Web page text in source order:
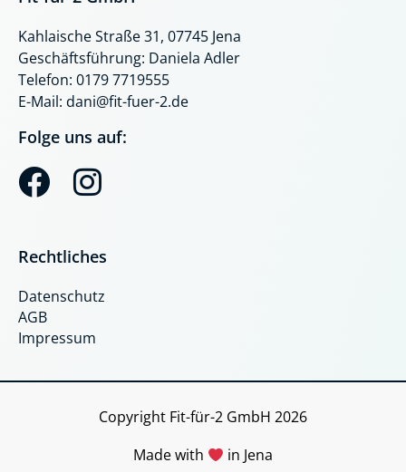
Kahlaische Straße 31, 07745 Jena
Geschäftsführung: Daniela Adler
Telefon: 0179 7719555
E-Mail: dani@fit-fuer-2.de
Folge uns auf:
F
c
e
b
o
o
I
s
t
a
g
r
a
m
Rechtliches
Datenschutz
AGB
Impressum
Copyright Fit-für-2 GmbH 2026
Made with
in Jena